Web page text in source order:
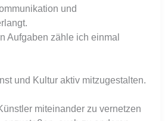
und
Aufgaben zähle ich einmal
und Kultur aktiv mitzugestalten.
miteinander zu vernetzen